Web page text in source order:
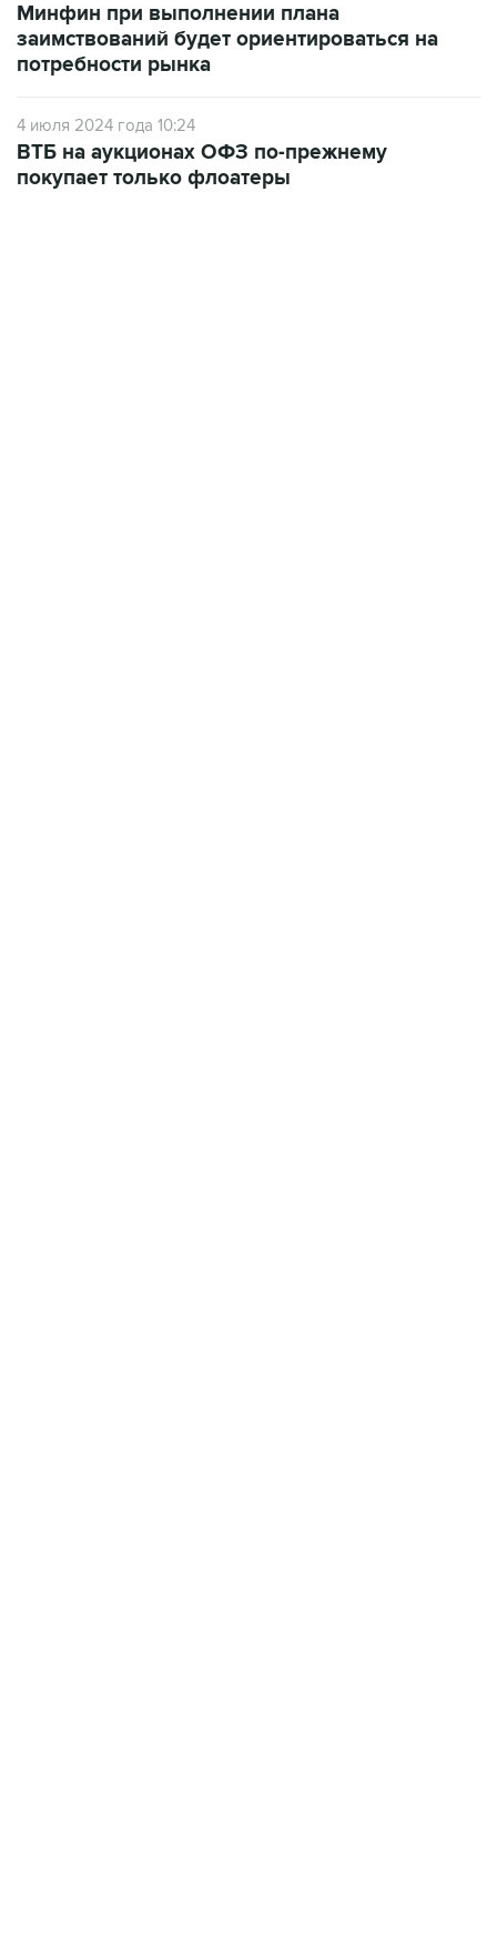
Минфин при выполнении плана
заимствований будет ориентироваться на
потребности рынка
4 июля 2024 года 10:24
ВТБ на аукционах ОФЗ по-прежнему
покупает только флоатеры